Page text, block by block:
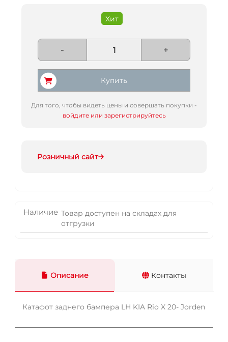
Хит
- +
Купить
Для того, чтобы видеть цены и совершать покупки -
войдите или зарегистрируйтесь
Розничный сайт
Наличие Товар доступен на складах для
отгрузки
Описание Контакты
Катафот заднего бампера LH KIA Rio X 20- Jorden